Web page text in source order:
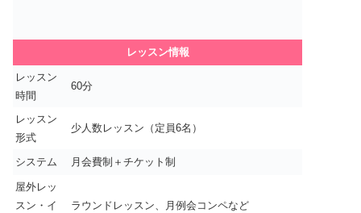
レッスン情報
レッスン
時間
60分
レッスン
形式
少人数レッスン（定員6名）
システム 月会費制＋チケット制
屋外レッ
スン・イ
ラウンドレッスン、月例会コンペなど